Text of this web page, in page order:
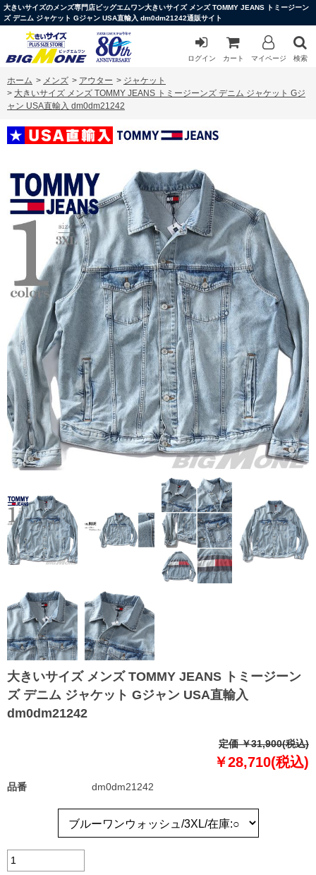
大きいサイズのメンズ専門店ビッグエムワン大きいサイズ メンズ TOMMY JEANS トミージーン
ズ デニム ジャケット Gジャン USA直輸入 dm0dm21242通販サイト
ログイン カート マイページ 検索
ホーム > メンズ > アウター > ジャケット
> 大きいサイズ メンズ TOMMY JEANS トミージーンズ デニム ジャケット Gジ
ャン USA直輸入 dm0dm21242
大きいサイズ メンズ TOMMY JEANS トミージーン
ズ デニム ジャケット Gジャン USA直輸入
dm0dm21242
定価 ￥31,900(税込)
￥28,710(税込)
品番 dm0dm21242